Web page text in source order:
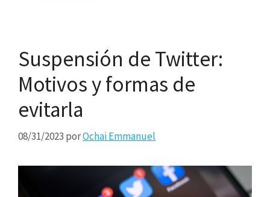
Suspensión de Twitter:
Motivos y formas de
evitarla
08/31/2023 porOchai Emmanuel